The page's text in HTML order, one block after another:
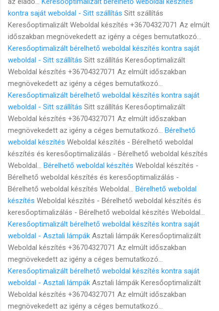
kontra saját weboldal - Sitt szállítás Sitt szállítás
Keresőoptimalizált Weboldal készítés +36704327071 Az elmúlt
időszakban megnövekedett az igény a céges bemutatkozó...
Keresőoptimalizált bérelhető weboldal készítés kontra saját
weboldal - Sitt szállítás Sitt szállítás Keresőoptimalizált
Weboldal készítés +36704327071 Az elmúlt időszakban
megnövekedett az igény a céges bemutatkozó...
Keresőoptimalizált bérelhető weboldal készítés kontra saját
weboldal - Sitt szállítás Sitt szállítás Keresőoptimalizált
Weboldal készítés +36704327071 Az elmúlt időszakban
megnövekedett az igény a céges bemutatkozó... Bérelhető
weboldal készítés Weboldal készítés - Bérelhető weboldal
készítés és keresőoptimalizálás - Bérelhető weboldal készítés
Weboldal... Bérelhető weboldal készítés Weboldal készítés -
Bérelhető weboldal készítés és keresőoptimalizálás -
Bérelhető weboldal készítés Weboldal... Bérelhető weboldal
készítés Weboldal készítés - Bérelhető weboldal készítés és
keresőoptimalizálás - Bérelhető weboldal készítés Weboldal...
Keresőoptimalizált bérelhető weboldal készítés kontra saját
weboldal - Asztali lámpák Asztali lámpák Keresőoptimalizált
Weboldal készítés +36704327071 Az elmúlt időszakban
megnövekedett az igény a céges bemutatkozó...
Keresőoptimalizált bérelhető weboldal készítés kontra saját
weboldal - Asztali lámpák Asztali lámpák Keresőoptimalizált
Weboldal készítés +36704327071 Az elmúlt időszakban
megnövekedett az igény a céges bemutatkozó...